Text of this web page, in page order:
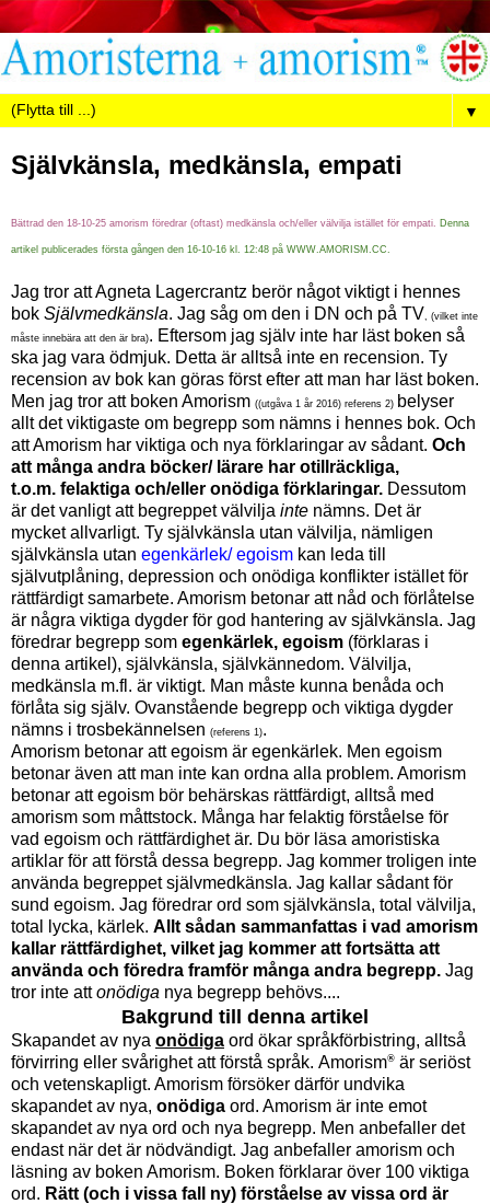
▼
Självkänsla, medkänsla, empati
Bättrad den 18-10-25 amorism föredrar (oftast) medkänsla och/eller välvilja istället för empati. Denna
artikel publicerades första gången den 16-10-16 kl. 12:48 på WWW.AMORISM.CC.
Jag tror att Agneta Lagercrantz berör något viktigt i hennes
bok Självmedkänsla. Jag såg om den i DN och på TV , (vilket inte
måste innebära att den är bra). Eftersom jag själv inte har läst boken så
ska jag vara ödmjuk. Detta är alltså inte en recension. Ty
recension av bok kan göras först efter att man har läst boken.
Men jag tror att boken Amorism ((utgåva 1 år 2016) referens 2) belyser
allt det viktigaste om begrepp som nämns i hennes bok. Och
att Amorism har viktiga och nya förklaringar av sådant. Och
att många andra böcker/ lärare har otillräckliga,
t.o.m. felaktiga och/eller onödiga förklaringar. Dessutom
är det vanligt att begreppet välvilja inte nämns. Det är
mycket allvarligt. Ty självkänsla utan välvilja, nämligen
självkänsla utan egenkärlek/ egoism kan leda till
självutplåning, depression och onödiga konflikter istället för
rättfärdigt samarbete. Amorism betonar att nåd och förlåtelse
är några viktiga dygder för god hantering av självkänsla. Jag
föredrar begrepp som egenkärlek, egoism (förklaras i
denna artikel), självkänsla, självkännedom. Välvilja,
medkänsla m.fl. är viktigt. Man måste kunna benåda och
förlåta sig själv. Ovanstående begrepp och viktiga dygder
nämns i trosbekännelsen (referens 1).
Amorism betonar att egoism är egenkärlek. Men egoism
betonar även att man inte kan ordna alla problem. Amorism
betonar att egoism bör behärskas rättfärdigt, alltså med
amorism som måttstock. Många har felaktig förståelse för
vad egoism och rättfärdighet är. Du bör läsa amoristiska
artiklar för att förstå dessa begrepp. Jag kommer troligen inte
använda begreppet självmedkänsla. Jag kallar sådant för
sund egoism. Jag föredrar ord som självkänsla, total välvilja,
total lycka, kärlek. Allt sådan sammanfattas i vad amorism
kallar rättfärdighet, vilket jag kommer att fortsätta att
använda och föredra framför många andra begrepp. Jag
tror inte attonödiga nya begrepp behövs....
Bakgrund till denna artikel
Skapandet av nya onödiga ord ökar språkförbistring, alltså
förvirring eller svårighet att förstå språk. Amorism® är seriöst
och vetenskapligt. Amorism försöker därför undvika
skapandet av nya, onödiga ord. Amorism är inte emot
skapandet av nya ord och nya begrepp. Men anbefaller det
endast när det är nödvändigt. Jag anbefaller amorism och
läsning av boken Amorism. Boken förklarar över 100 viktiga
ord. Rätt (och i vissa fall ny) förståelse av vissa ord är